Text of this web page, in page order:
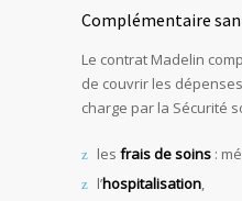
Complémentaire
Le contrat Madelin
de couvrir les
charge par la Sécurité
les frais de soins :
l’hospitalisation,